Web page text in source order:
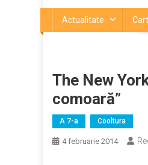
Actualitate
The New
comoară”
A 7-a Cooltura
4 februarie 2014